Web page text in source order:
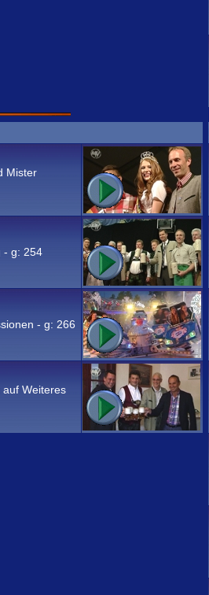
Mister
- g: 254
- g: 266
auf Weiteres